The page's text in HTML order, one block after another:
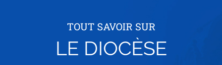
TOUT SAVOIR SUR
LE DIOCÈSE